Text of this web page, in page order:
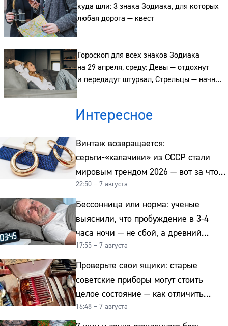
куда шли: 3 знака Зодиака, для которых
любая дорога — квест
Гороскоп для всех знаков Зодиака
на 29 апреля, среду: Девы — отдохнут
и передадут штурвал, Стрельцы — начнут
действовать, а Рыбы — выскажут негатив
Интересное
Винтаж возвращается:
серьги-«калачики» из СССР стали
мировым трендом 2026 — вот за что
их ценят ювелиры
22:50 – 7 августа
Бессонница или норма: ученые
выяснили, что пробуждение в 3-4
часа ночи — не сбой, а древний
биологический ритм
17:55 – 7 августа
Проверьте свои ящики: старые
советские приборы могут стоить
целое состояние — как отличить
подделку от мельхиора
16:48 – 7 августа